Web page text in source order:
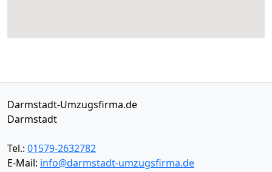
Darmstadt-Umzugsfirma.de
Darmstadt
Tel.: 01579-2632782
E-Mail: info@darmstadt-umzugsfirma.de